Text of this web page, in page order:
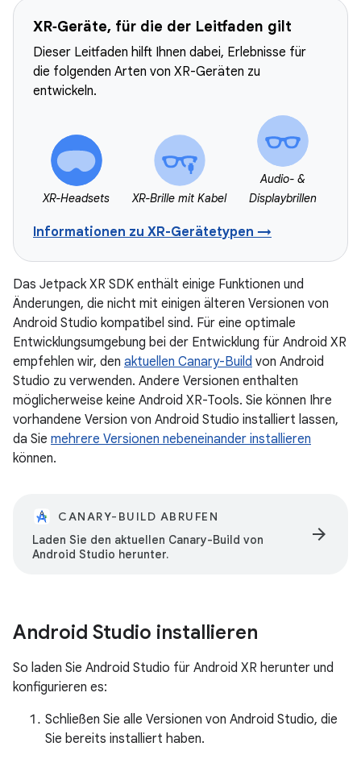
XR‑Geräte, für die der Leitfaden gilt
Dieser Leitfaden hilft Ihnen dabei, Erlebnisse für
die folgenden Arten von XR-Geräten zu
entwickeln.
XR-Headsets XR-Brille mit Kabel
Audio- &
Displaybrillen
Informationen zu XR-Gerätetypen →
Das Jetpack XR SDK enthält einige Funktionen und
Änderungen, die nicht mit einigen älteren Versionen von
Android Studio kompatibel sind. Für eine optimale
Entwicklungsumgebung bei der Entwicklung für Android XR
empfehlen wir, den aktuellen Canary-Build von Android
Studio zu verwenden. Andere Versionen enthalten
möglicherweise keine Android XR-Tools. Sie können Ihre
vorhandene Version von Android Studio installiert lassen,
da Sie mehrere Versionen nebeneinander installieren
können.
CANARY-BUILD ABRUFEN
Laden Sie den aktuellen Canary-Build von
Android Studio herunter.
arrow_forward
Android Studio installieren
So laden Sie Android Studio für Android XR herunter und
konfigurieren es:
Schließen Sie alle Versionen von Android Studio, die
Sie bereits installiert haben.